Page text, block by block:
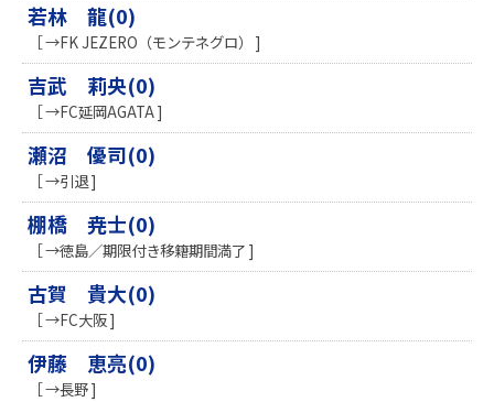
若林 龍(0)
［ →FK JEZERO（モンテネグロ） ]
吉武 莉央(0)
［ →FC延岡AGATA ]
瀬沼 優司(0)
［ →引退 ]
棚橋 尭士(0)
［ →徳島／期限付き移籍期間満了 ]
古賀 貴大(0)
［ →FC大阪 ]
伊藤 恵亮(0)
［ →長野 ]